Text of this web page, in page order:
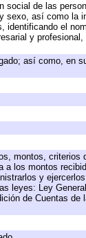
social de las
sexo, así como la
identificando el
y profesional,
así como, en
montos, criterios
a los montos
y
leyes: Ley
de Cuentas de